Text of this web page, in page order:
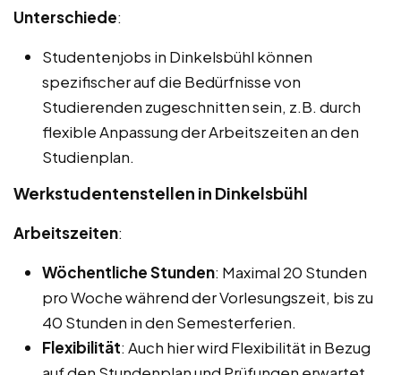
Unterschiede:
Studentenjobs in Dinkelsbühl können
spezifischer auf die Bedürfnisse von
Studierenden zugeschnitten sein, z.B. durch
flexible Anpassung der Arbeitszeiten an den
Studienplan.
Werkstudentenstellen in Dinkelsbühl
Arbeitszeiten:
Wöchentliche Stunden: Maximal 20 Stunden
pro Woche während der Vorlesungszeit, bis zu
40 Stunden in den Semesterferien.
Flexibilität: Auch hier wird Flexibilität in Bezug